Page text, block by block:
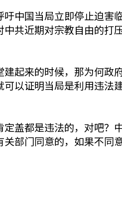
中国当局立即停止迫害
共近期对宗教自由的打
起来的时候，那为何政
以证明当局是利用违法
盖都是违法的，对吧？
部门同意的，如果不同